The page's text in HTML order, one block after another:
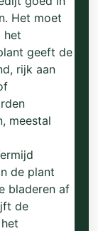
Het moet
het
geeft de
rijk aan
meestal
de plant
bladeren af
de